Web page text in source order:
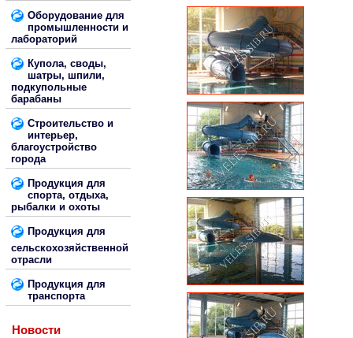
Оборудование для
промышленности и
лабораторий
Купола, своды,
шатры, шпили,
подкупольные
барабаны
Строительство и
интерьер,
благоустройство
города
Продукция для
спорта, отдыха,
рыбалки и охоты
Продукция для
сельскохозяйственной
отрасли
Продукция для
транспорта
Новости